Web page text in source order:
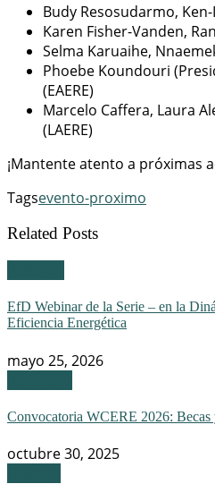
Budy Resosudarmo, Ken-
Karen Fisher-Vanden,
Selma Karuaihe,
Phoebe Koundouri
(EAERE)
Marcelo Caffera, Laura
(LAERE)
¡Mantente atento a próximas
Tagsevento-proximo
Related Posts
EfD Webinar de la Serie – en la
Eficiencia Energética
mayo 25, 2026
Convocatoria WCERE 2026: Becas
octubre 30, 2025